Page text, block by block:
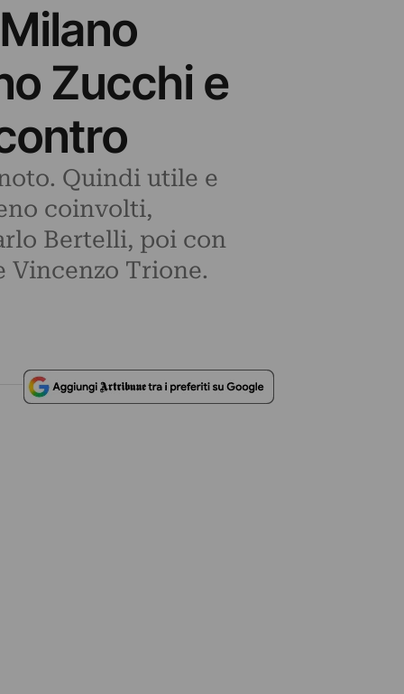
Zucchi e
Quindi utile e
coinvolti,
Bertelli, poi con
Vincenzo Trione.